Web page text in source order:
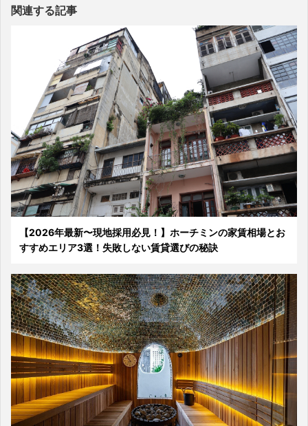
関連する記事
【2026年最新〜現地採用必見！】ホーチミンの家賃相場とお
すすめエリア3選！失敗しない賃貸選びの秘訣